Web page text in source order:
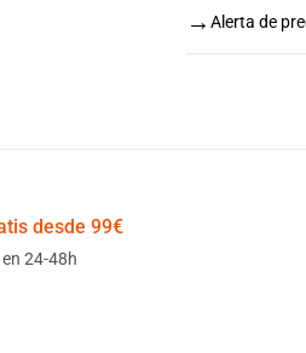
→ Alerta de
desde 99€
24-48h